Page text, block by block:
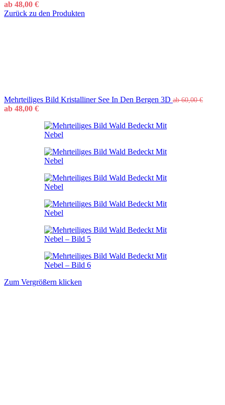
ab 48,00 €
Zurück zu den Produkten
Mehrteiliges Bild Kristalliner See In Den Bergen 3D ab60,00€
ab 48,00 €
Zum Vergrößern klicken